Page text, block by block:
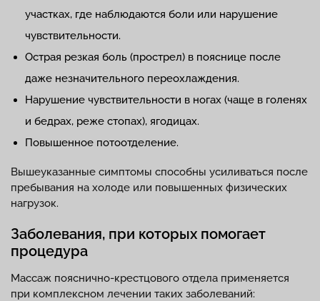
участках, где наблюдаются боли или нарушение
чувствительности.
Острая резкая боль (прострел) в пояснице после
даже незначительного переохлаждения.
Нарушение чувствительности в ногах (чаще в голенях
и бедрах, реже стопах), ягодицах.
Повышенное потоотделение.
Вышеуказанные симптомы способны усиливаться после
пребывания на холоде или повышенных физических
нагрузок.
Заболевания, при которых помогает
процедура
Массаж пояснично-крестцового отдела применяется
при комплексном лечении таких заболеваний: